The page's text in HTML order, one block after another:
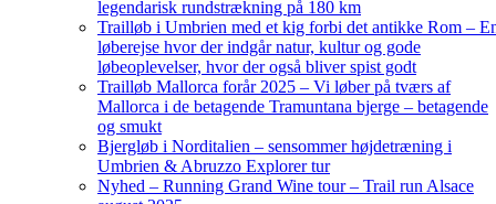
legendarisk rundstrækning på 180 km
Trailløb i Umbrien med et kig forbi det antikke Rom –
løberejse hvor der indgår natur, kultur og gode
løbeoplevelser, hvor der også bliver spist godt
Trailløb Mallorca forår 2025 – Vi løber på tværs af
Mallorca i de betagende Tramuntana bjerge – betagende
og smukt
Bjergløb i Norditalien – sensommer højdetræning i
Umbrien & Abruzzo Explorer tur
Nyhed – Running Grand Wine tour – Trail run Alsace